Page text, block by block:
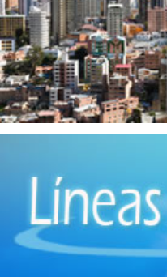
Implementos Metálicos(1)
Imprentas(14)
Industrias del Tabaco(1)
Industrias Manufactureras (3)
Instrumentos de Óptica(4)
Llantas
Maquinaria (1)
Matanza de Ganado
Metales No Ferrosos(4)